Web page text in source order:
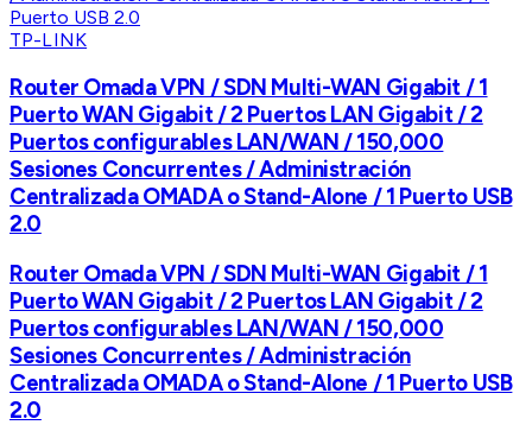
TP-LINK
Router Omada VPN / SDN Multi-WAN Gigabit / 1
Puerto WAN Gigabit / 2 Puertos LAN Gigabit / 2
Puertos configurables LAN/WAN / 150,000
Sesiones Concurrentes / Administración
Centralizada OMADA o Stand-Alone / 1 Puerto USB
2.0
Router Omada VPN / SDN Multi-WAN Gigabit / 1
Puerto WAN Gigabit / 2 Puertos LAN Gigabit / 2
Puertos configurables LAN/WAN / 150,000
Sesiones Concurrentes / Administración
Centralizada OMADA o Stand-Alone / 1 Puerto USB
2.0